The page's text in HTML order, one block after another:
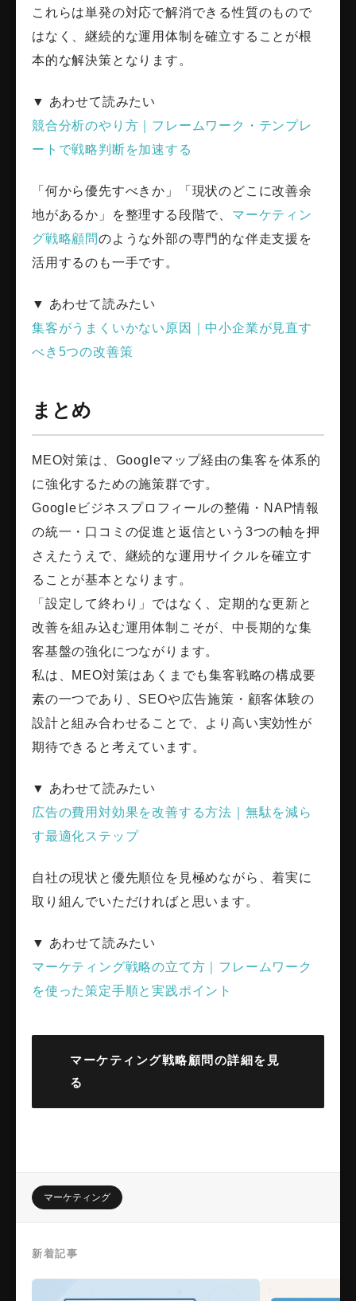
これらは単発の対応で解消できる性質のもので
はなく、継続的な運用体制を確立することが根
本的な解決策となります。
▼ あわせて読みたい
競合分析のやり方｜フレームワーク・テンプレ
ートで戦略判断を加速する
「何から優先すべきか」「現状のどこに改善余
地があるか」を整理する段階で、 マーケティン
グ戦略顧問のような外部の専門的な伴走支援を
活用するのも一手です。
▼ あわせて読みたい
集客がうまくいかない原因｜中小企業が見直す
べき5つの改善策
まとめ
MEO対策は、Googleマップ経由の集客を体系的
に強化するための施策群です。
Googleビジネスプロフィールの整備・NAP情報
の統一・口コミの促進と返信という3つの軸を押
さえたうえで、継続的な運用サイクルを確立す
ることが基本となります。
「設定して終わり」ではなく、定期的な更新と
改善を組み込む運用体制こそが、中長期的な集
客基盤の強化につながります。
私は、MEO対策はあくまでも集客戦略の構成要
素の一つであり、SEOや広告施策・顧客体験の
設計と組み合わせることで、より高い実効性が
期待できると考えています。
▼ あわせて読みたい
広告の費用対効果を改善する方法｜無駄を減ら
す最適化ステップ
自社の現状と優先順位を見極めながら、着実に
取り組んでいただければと思います。
▼ あわせて読みたい
マーケティング戦略の立て方｜フレームワーク
を使った策定手順と実践ポイント
マーケティング戦略顧問の詳細を見
る
マーケティング
新着記事